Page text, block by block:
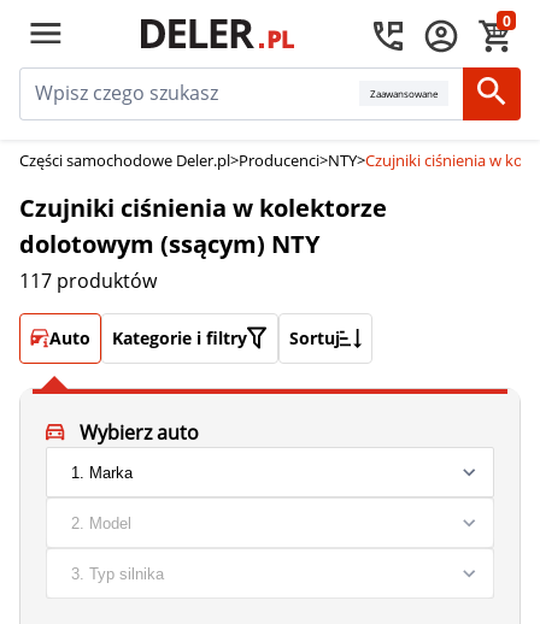
0
Zaawansowane
Części samochodowe Deler.pl>Producenci>NTY>Czujniki ciśnienia w
Czujniki ciśnienia w kolektorze
dolotowym (ssącym) NTY
117 produktów
Auto Kategorie i filtry Sortuj
Wybierz auto